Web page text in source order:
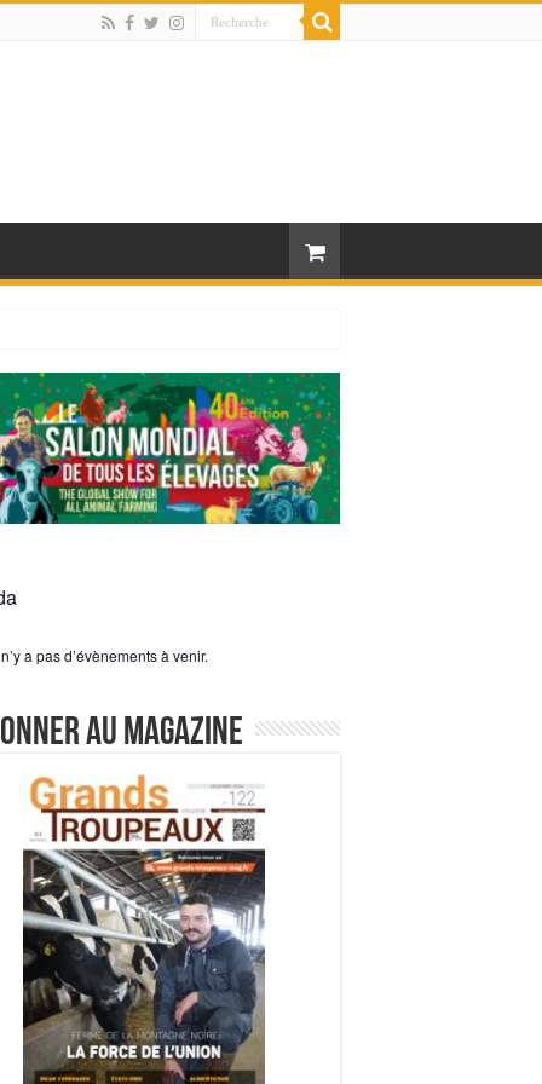
a pas d’évènements à venir.
au magazine